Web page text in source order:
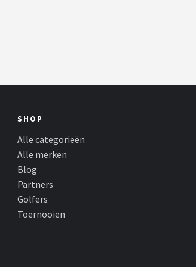
SHOP
Alle categorieën
Alle merken
Blog
Partners
Golfers
Toernooien